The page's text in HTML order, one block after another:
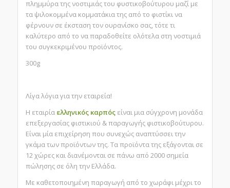
πλημμύρα της νοστιμιάς του φυστικοβούτυρου μαζί με
τα ψιλοκομμένα κομματάκια της από το φιστίκι να
φέρνουν σε έκσταση τον ουρανίσκο σας, τότε τι
καλύτερο από το να παραδοθείτε ολότελα στη νοστιμιά
του συγκεκριμένου προϊόντος.
300g
Λίγα λόγια για την εταιρεία!
Η εταιρία ελληνικóς καρπóςείναι μια σύγχρονη μονάδα
επεξεργασίας φιστικιού & παραγωγής φιστικοβούτυρου.
Είναι μία επιχείρηση που συνεχώς αναπτύσσει την
γκάμα των προϊόντων της. Τα προϊόντα της εξάγονται σε
12 χώρες και διανέμονται σε πάνω από 2000 σημεία
πώλησης σε όλη την Ελλάδα.
Με καθετοποιημένη παραγωγή από το χωράφι μέχρι το